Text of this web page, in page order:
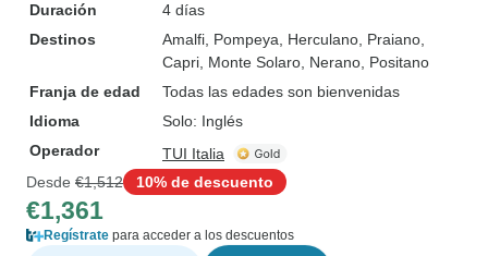
Duración
4 días
Destinos
Amalfi , Pompeya , Herculano , Praiano
Capri , Monte Solaro , Nerano , Positano
Franja de edad
Todas las edades son bienvenidas
Idioma
Solo: Inglés
Operador
TUI Italia
Desde €1,512 10% de descuento
€1,361
Regístrate para acceder a los descuentos